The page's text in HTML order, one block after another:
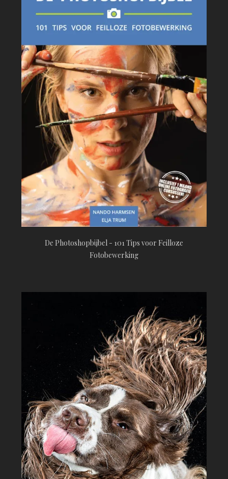
De Photoshopbijbel - 101 Tips voor Feilloze
Fotobewerking